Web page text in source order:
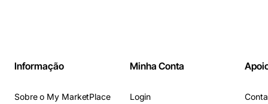
Informação
Sobre o My MarketPlace
Minha Conta
Login